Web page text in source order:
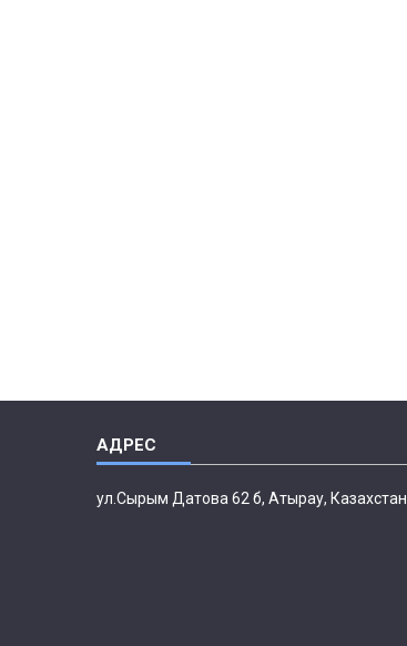
ул.Сырым Датова 62 б, Атырау, Казахстан